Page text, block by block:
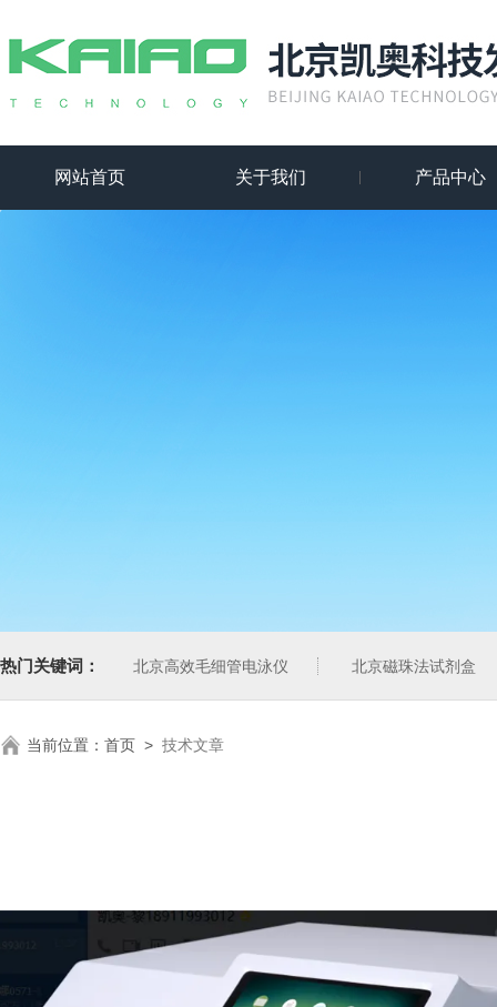
网站首页 关于我们 产品中心
热门关键词： 北京高效毛细管电泳仪 北京磁珠法试剂盒
当前位置： 首页 > 技术文章